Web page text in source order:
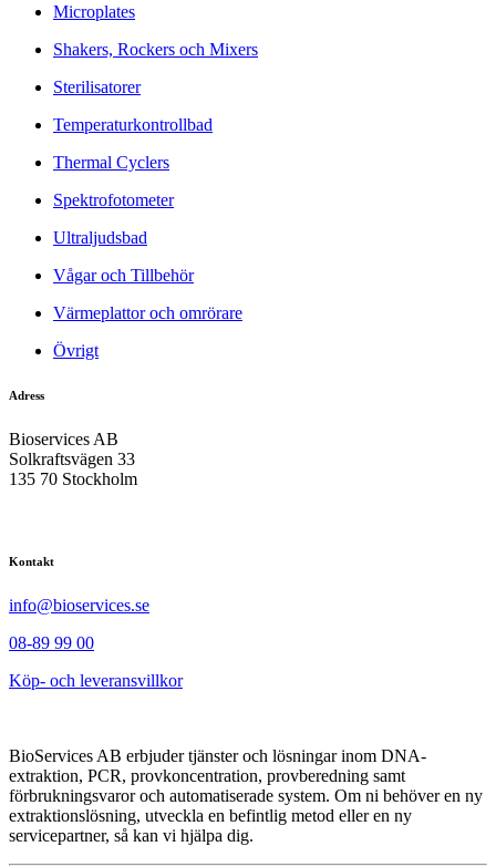
Microplates
Shakers, Rockers och Mixers
Sterilisatorer
Temperaturkontrollbad
Thermal Cyclers
Spektrofotometer
Ultraljudsbad
Vågar och Tillbehör
Värmeplattor och omrörare
Övrigt
Adress
Bioservices AB
Solkraftsvägen 33
135 70 Stockholm
Kontakt
info@bioservices.se
08-89 99 00
Köp- och leveransvillkor
BioServices AB erbjuder tjänster och lösningar inom DNA-
extraktion, PCR, provkoncentration, provberedning samt
förbrukningsvaror och automatiserade system. Om ni behöver en ny
extraktionslösning, utveckla en befintlig metod eller en ny
servicepartner, så kan vi hjälpa dig.